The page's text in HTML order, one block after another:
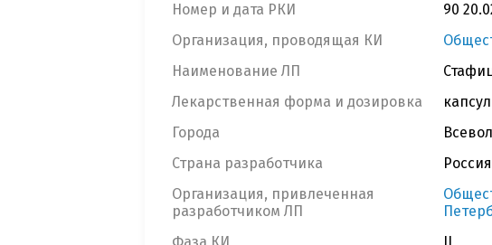
Номер и дата РКИ
90
Организация, проводящая КИ
Наименование ЛП
Лекарственная форма и дозировка
Города
Страна разработчика
Россия
Организация, привлеченная
разработчиком ЛП